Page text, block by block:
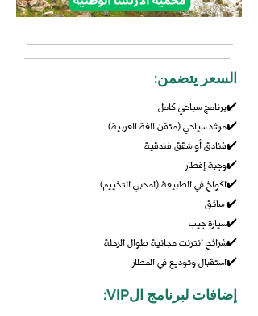
:السعر يتضمن
برنامج سياحي كامل✔️
مرشد سياحي (متقن للغة العربية)✔️
فنادق أو شقق فندقية✔️
وجبة إفطار✔️
اكواخ في الطبيعة (لمحبي التخييم)✔️
سائق✔️
سيارة جيب✔️
شرائح انترنت مجانية طوال الرحلة✔️
استقبال وتوديع في المطار ✔️
:VIPإضافات لبرنامج ال